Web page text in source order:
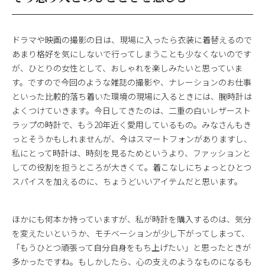
ドラマや映画の撮影の日は、現場に入ったら衣装に着替えるので
あまり格好を気にしないで行ってしまうことも少なくないのです
が、ひとりの女性として、おしゃれを楽しみたいと思っていま
す。ですので今回のような雑誌の撮影や、ナレーションのお仕事
といった比較的落ち着いた環境の現場に入るときには、腕時計は
よくつけていきます。今日してきたのは、二重の白いレザースト
ラップの時計で、もう20年近く愛用しているもの。みなさんもき
っとそうかもしれませんが、今はスマートフォンがありますし、
私にとって時計は、時刻を見るためというより、ファッションと
しての役割を担うところが大きくて。着こなしにちょっとひとつ
スパイスを加えるのに、ちょうどいいアイテムだと思います。
ほかにも何本か持っていますが、私が時計を購入するのは、気分
を変えたいというか、モチベーションが少し下がってしまって、
「もうひとつ頑張って自分自身をもち上げたい」と思ったときが
多かったですね。もしかしたら、心の支えのようなものになるも